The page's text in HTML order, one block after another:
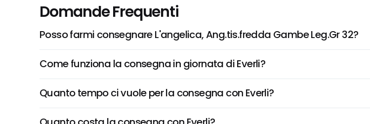
Domande Frequenti
Posso farmi consegnare L'angelica, Ang.tis.fredda Gambe Leg.Gr 32?
Come funziona la consegna in giornata di Everli?
Quanto tempo ci vuole per la consegna con Everli?